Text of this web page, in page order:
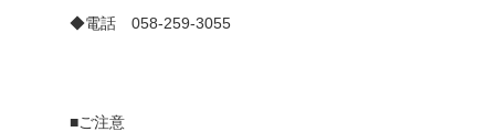
◆電話 058-259-3055
■ご注意